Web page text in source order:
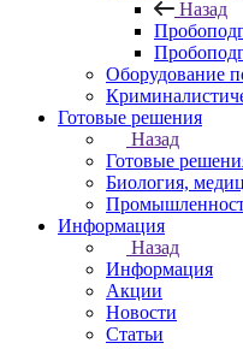
Назад
Оборудование
Готовые решения
Назад
Готовые
Биология,
Информация
Назад
Информация
Акции
Новости
Статьи